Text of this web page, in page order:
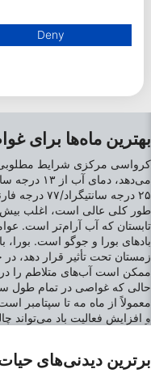
بهترین ماه‌ها برای
کرواسی مرکزی شرایط
۲۵ درجه
تابستان که آب آرام‌تر است.
بادهای بورا و جوگو است.
زمستان تحت تأثیر قرار دهد،
ممکن است آب‌های متلاطم را در
حالی که غواصی در تمام طول
معمولاً از ماه مه تا سپتامبر
و افزایش فعالیت باد می‌تواند
برترین دیدنی‌های
and send to the USA.
to this website/app.
a device
content
Deny